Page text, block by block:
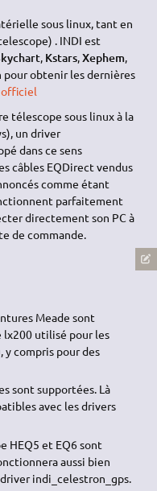
sous linux, tant en
. INDI est
, Kstars,Xephem,
pour obtenir les dernières
télescope sous linux à la
un driver
dans ce sens
câbles EQDirect vendus
comme étant
parfaitement
directement son PC à
de commande.
Meade sont
lx200 utilisé pour les
y compris pour des
sont supportées. Là
avec les drivers
HEQ5 et EQ6 sont
aussi bien
indi_celestron_gps.